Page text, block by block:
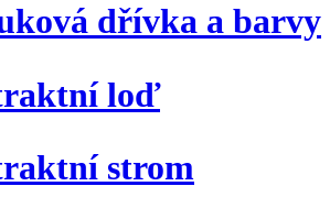
dřívka a barvy
loď
strom